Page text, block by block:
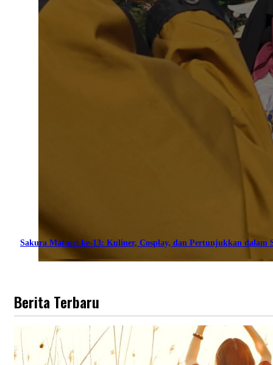
Sakura Matsuri ke-13: Kuliner, Cosplay, dan Pertunjukkan dalam
Berita Terbaru